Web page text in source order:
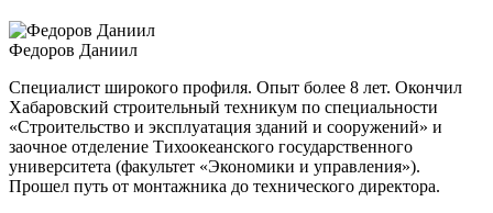
Федоров Даниил
Специалист широкого профиля. Опыт более 8 лет. Окончил
Хабаровский строительный техникум по специальности
«Строительство и эксплуатация зданий и сооружений» и
заочное отделение Тихоокеанского государственного
университета (факультет «Экономики и управления»).
Прошел путь от монтажника до технического директора.